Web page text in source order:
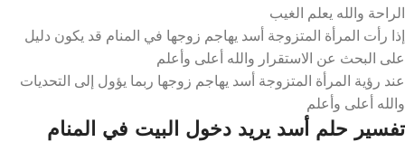
الراحة والله يعلم الغيب
إذا رأت المرأة المتزوجة أسد يهاجم زوجها في المنام قد يكون دليل
على البحث عن الاستقرار والله أعلى وأعلم
عند رؤية المرأة المتزوجة أسد يهاجم زوجها ربما يؤول إلى التحديات
والله أعلى وأعلم
تفسير حلم أسد يريد دخول البيت في المنام